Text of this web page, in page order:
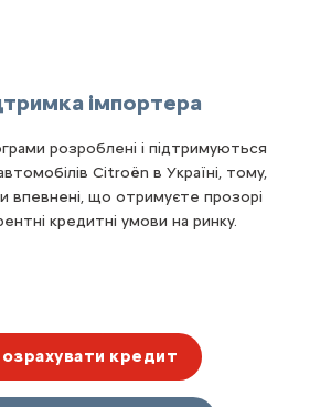
імпортера
розроблені і підтримуються
Citroën в Україні, тому,
впевнені, що отримуєте прозорі
кредитні умови на ринку.
кредит